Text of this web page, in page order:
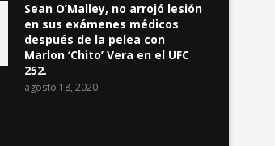
Sean O’Malley, no arrojó lesión
en sus exámenes médicos
después de la pelea con
Marlon ‘Chito’ Vera en el UFC
252.
agosto 18, 2020